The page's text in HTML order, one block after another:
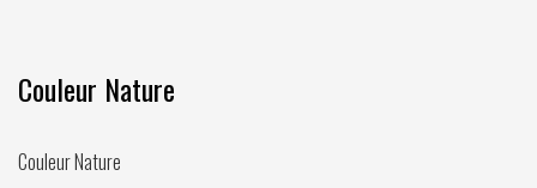
Couleur Nature
Couleur Nature